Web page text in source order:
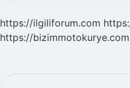
https://ilgiliforum.com
https://